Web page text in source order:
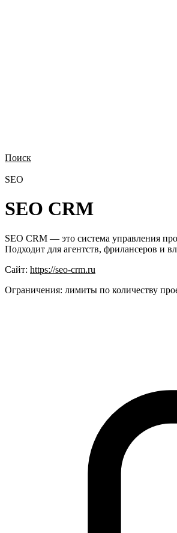
Поиск
SEO
SEO CRM
SEO CRM — это система управления
Подходит для агентств, фрилансеров и
Сайт: https://seo-crm.ru
Ограничения: лимиты по количеству